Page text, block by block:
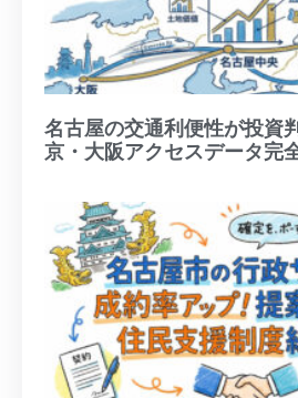
名古屋の交通利便性が投資
京・大阪アクセスデータ完